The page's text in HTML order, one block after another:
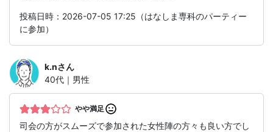
投稿日時：2026-07-05 17:25（はなしま専科のパーティー
に参加）
k.nさん
40代｜男性
やや満足
司会の方がスムーズで参加された女性陣の方々も良い方でし